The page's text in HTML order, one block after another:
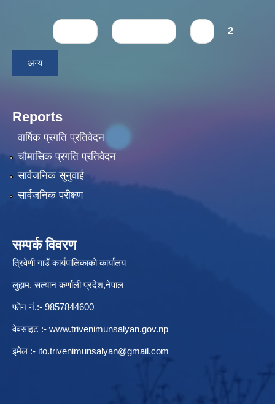
Pages 2
अन्य
Reports
वार्षिक प्रगति प्रतिवेदन
चौमासिक प्रगति प्रतिवेदन
सार्वजनिक सुनुवाई
सार्वजनिक परीक्षण
सम्पर्क विवरण
त्रिवेणी गाउँ कार्यपालिकाकाे कार्यालय
लुहाम, सल्यान कर्णाली प्रदेश,नेपाल
फाेन नं.:- 9857844600
वेवसाइट :- www.trivenimunsalyan.gov.np
इमेल :- ito.trivenimunsalyan@gmail.com